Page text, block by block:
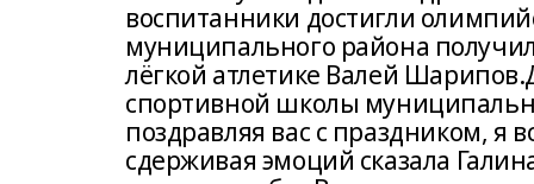
воспитанники достигли
муниципального района
лёгкой атлетике Валей
спортивной школы
поздравляя вас с праздником, я
сдерживая эмоций сказала